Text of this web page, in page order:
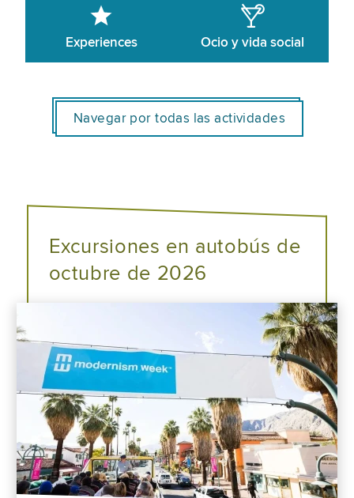
Experiences Ocio y vida social
Navegar por todas las actividades
Excursiones en autobús de
octubre de 2026